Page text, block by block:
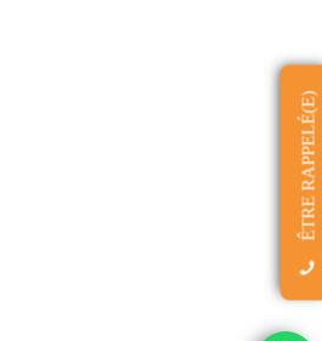
ÊTRE RAPPELÉ(E)